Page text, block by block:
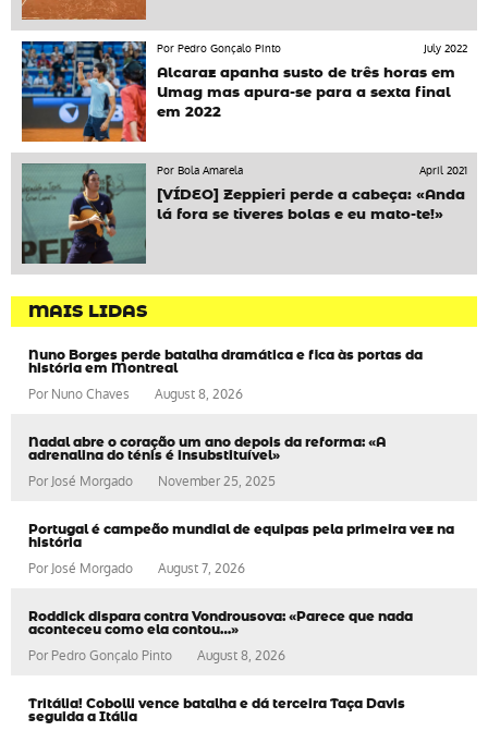
Por Pedro Gonçalo Pinto
July 2022
Alcaraz apanha susto de três horas em
Umag mas apura-se para a sexta final
em 2022
Por Bola Amarela
April 2021
[VÍDEO] Zeppieri perde a cabeça: «Anda
lá fora se tiveres bolas e eu mato-te!»
MAIS LIDAS
Nuno Borges perde batalha dramática e fica às portas da
história em Montreal
PorNuno Chaves August 8, 2026
Nadal abre o coração um ano depois da reforma: «A
adrenalina do ténis é insubstituível»
Por José Morgado November 25, 2025
Portugal é campeão mundial de equipas pela primeira vez na
história
PorJosé Morgado August 7, 2026
Roddick dispara contra Vondrousova: «Parece que nada
aconteceu como ela contou…»
Por Pedro Gonçalo Pinto August 8, 2026
Tritália! Cobolli vence batalha e dá terceira Taça Davis
seguida a Itália